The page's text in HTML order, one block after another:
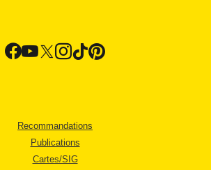
Recommandations
Publications
Cartes/SIG